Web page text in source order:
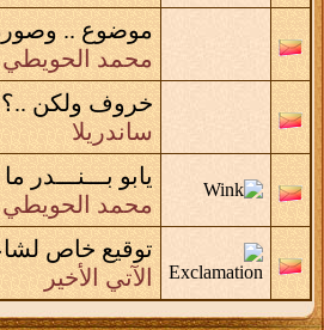
موضوع ..
محمد الحويطي
خروف ولكن
ساندريلا
يابو بـــنـــدر
محمد الحويطي
توقيع خاص
الآتي الأخير